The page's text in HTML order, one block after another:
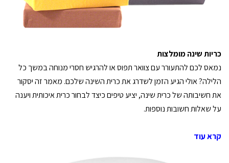
כריות שינה מומלצות
נמאס לכם להתעורר עם צוואר תפוס או להרגיש חסרי מנוחה במשך כל
הלילה? אולי הגיע הזמן לשדרג את כרית השינה שלכם. מאמר זה יסקור
את חשיבותה של כרית שינה, יציע טיפים כיצד לבחור כרית איכותית ויענה
על שאלות חשובות נוספות.
קרא עוד